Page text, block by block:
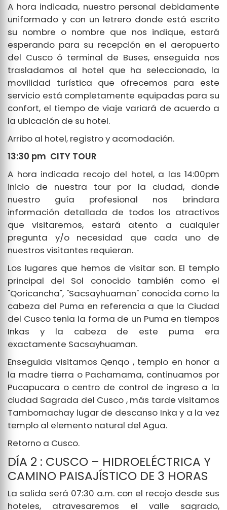
A hora indicada, nuestro personal debidamente
uniformado y con un letrero donde está escrito
su nombre o nombre que nos indique, estará
esperando para su recepción en el aeropuerto
del Cusco ó terminal de Buses, enseguida nos
trasladamos al hotel que ha seleccionado, la
movilidad turística que ofrecemos para este
servicio está completamente equipadas para su
confort, el tiempo de viaje variará de acuerdo a
la ubicación de su hotel.
Arribo al hotel, registro y acomodación.
13:30 pm CITY TOUR
A hora indicada recojo del hotel, a las 14:00pm
inicio de nuestra tour por la ciudad, donde
nuestro guía profesional nos brindara
información detallada de todos los atractivos
que visitaremos, estará atento a cualquier
pregunta y/o necesidad que cada uno de
nuestros visitantes requieran.
Los lugares que hemos de visitar son. El templo
principal del Sol conocido también como el
"Qoricancha", "Sacsayhuaman" conocida como la
cabeza del Puma en referencia a que la Ciudad
del Cusco tenia la forma de un Puma en tiempos
Inkas y la cabeza de este puma era
exactamente Sacsayhuaman.
Enseguida visitamos Qenqo , templo en honor a
la madre tierra o Pachamama, continuamos por
Pucapucara o centro de control de ingreso a la
ciudad Sagrada del Cusco , más tarde visitamos
Tambomachay lugar de descanso Inka y a la vez
templo al elemento natural del Agua.
Retorno a Cusco.
DÍA 2 : CUSCO – HIDROELÉCTRICA Y
CAMINO PAISAJÍSTICO DE 3 HORAS
La salida será 07:30 a.m. con el recojo desde sus
hoteles, atravesaremos el valle sagrado,